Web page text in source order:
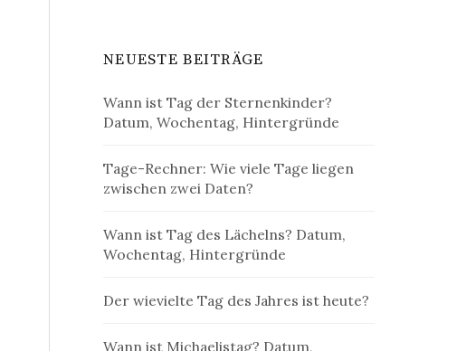
NEUESTE BEITRÄGE
Wann ist Tag der Sternenkinder?
Datum, Wochentag, Hintergründe
Tage-Rechner: Wie viele Tage liegen
zwischen zwei Daten?
Wann ist Tag des Lächelns? Datum,
Wochentag, Hintergründe
Der wievielte Tag des Jahres ist heute?
Wann ist Michaelistag? Datum,